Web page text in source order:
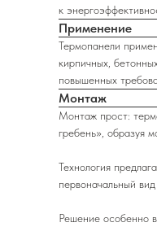
к
Применение
Термопанели
кирпичных,
повышенных
Монтаж
Монтаж прост:
гребень», образуя
Технология
первоначальный
Решение особенно